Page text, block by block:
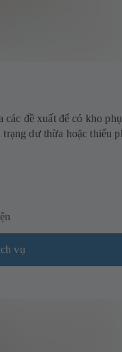
đề xuất để có kho
dư thừa hoặc thiếu
vụ